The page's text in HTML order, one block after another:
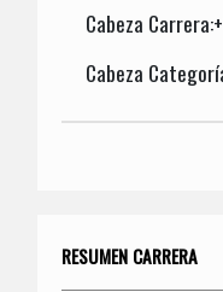
Cabeza
Cabeza
RESUMEN CARRERA